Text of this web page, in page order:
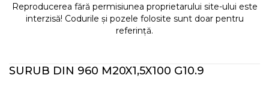
Reproducerea fără permisiunea proprietarului site-ului este
interzisă! Codurile și pozele folosite sunt doar pentru
referință.
SURUB DIN 960 M20X1,5X100 G10.9